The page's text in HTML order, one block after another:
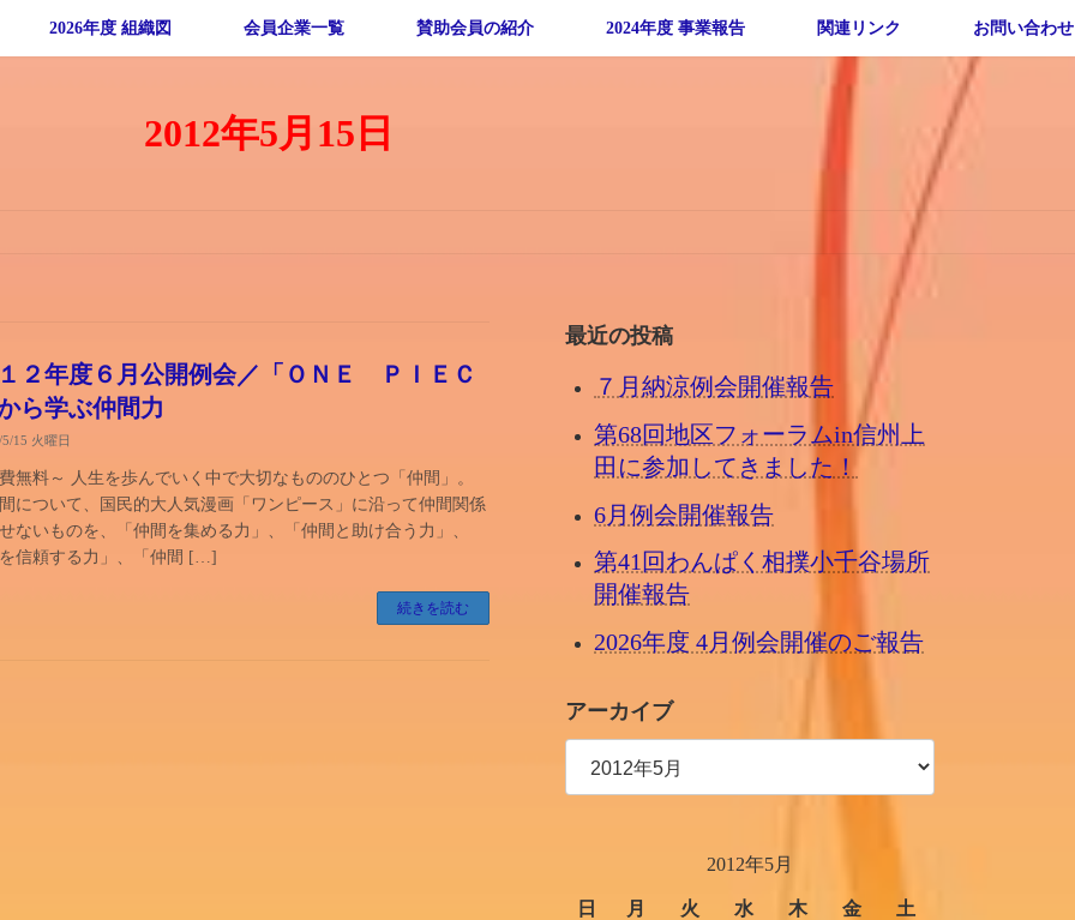
2026年度 組織図 会員企業一覧 賛助会員の紹介 2024年度 事業報告 関連リンク お問い合わせ
2012年5月15日
２年度６月公開例会／「ＯＮＥ ＰＩＥＣ
ら学ぶ仲間力
15 火曜日
無料～ 人生を歩んでいく中で大切なもののひとつ「仲間」。
について、国民的大人気漫画「ワンピース」に沿って仲間関係
ないものを、「仲間を集める力」、「仲間と助け合う力」、
信頼する力」、「仲間 […]
続きを読む
最近の投稿
７月納涼例会開催報告
第68回地区フォーラムin信州上
田に参加してきました！
6月例会開催報告
第41回わんぱく相撲小千谷場所
開催報告
2026年度 4月例会開催のご報告
アーカイブ
2012年5月
日 月 火 水 木 金 土